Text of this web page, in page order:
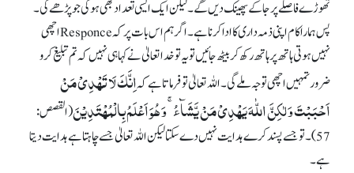
تھوڑے فاصلے پر جا کے پھینک دیں گے۔ لیکن ایک ایسی تعداد بھی ہو گی جو پڑھے گی۔
پس ہمارا کام اپنی ذمہ داری کا ادا کرنا ہے۔ اگر ہم اس بات پر کہ Responceاچھی
نہیں ہوتی ہاتھ پر ہاتھ رکھ کر بیٹھ جائیں تو یہ تو خدا تعالیٰ نے کہا ہی نہیں کہ تم تبلیغ کرو
ضرور تمہیں اچھی توجہ ملے گی۔ اللہ تعالیٰ تو فرماتا ہے کہاِنَّکَ لَا تَہۡدِیۡ مَنۡ
اَحۡبَبۡتَ وَ لٰکِنَّ اللّٰہَ یَہۡدِیۡ مَنۡ یَّشَآءُ ۚ وَ ہُوَ اَعۡلَمُ بِالۡمُہۡتَدِیۡنَ(القصص:
57)۔ تو جسے پسند کرے ہدایت نہیں دے سکتا لیکن اللہ تعالیٰ جسے چاہتا ہے ہدایت دیتا
ہے۔